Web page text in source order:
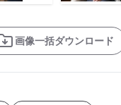
画像一括ダウンロード